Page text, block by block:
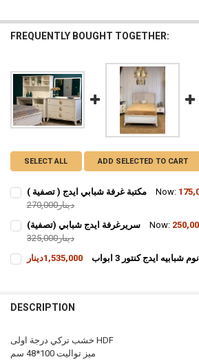
FREQUENTLY BOUGHT TOGETHER:
SELECT ALL ADD SELECTED TO CART
مكتبة غرفة شبابي ايدج ( تصفية ) Now:
270,000دينار
QUANTITY:
سريرغرفة ايدج شبابي (تصفية) Now:
325,000دينار
STOCK:
شبابيه ايدج كنتور 3 ابواب
1,535,000دينار
DESCRIPTION
خشب تركي درجة اولى HDF
ميز تواليت 100*48 سم